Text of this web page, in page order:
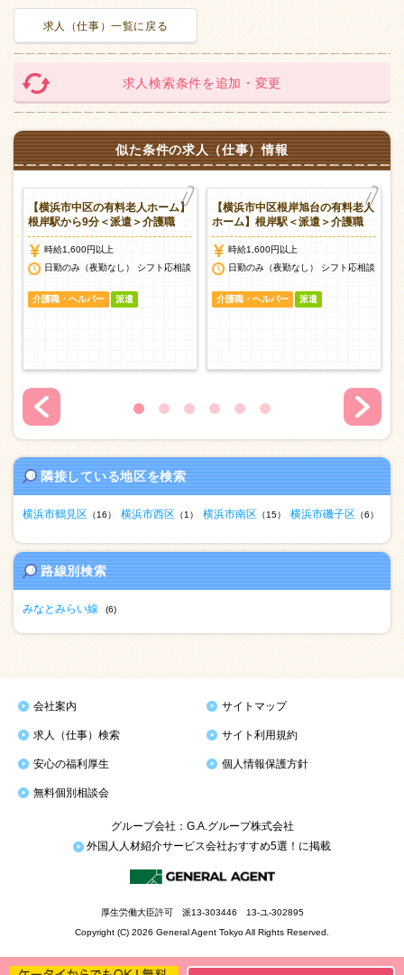
求人（仕事）一覧に戻る
求人検索条件を追加・変更
似た条件の求人（仕事）情報
【横浜市中区の有料老人ホーム】
根岸駅から9分＜派遣＞介護職
時給1,600円以上
日勤のみ（夜勤なし） シフト応相談
介護職・ヘルパー 派遣
【横浜市中区根岸旭台の有料老人
ホーム】根岸駅＜派遣＞介護職
時給1,600円以上
日勤のみ（夜勤なし） シフト応相談
介護職・ヘルパー 派遣
隣接している地区を検索
横浜市鶴見区 （16） 横浜市西区 （1） 横浜市南区 （15） 横浜市磯子区 （6）
路線別検索
みなとみらい線 (6)
会社案内 サイトマップ
求人（仕事）検索 サイト利用規約
安心の福利厚生 個人情報保護方針
無料個別相談会
グループ会社：G.A.グループ株式会社
外国人人材紹介サービス会社おすすめ5選！に掲載
厚生労働大臣許可 派13-303446 13-ユ-302895
Copyright (C) 2026 General Agent Tokyo All Rights Reserved.